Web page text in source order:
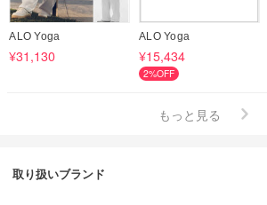
ALO Yoga
¥31,130
ALO Yoga
¥15,434
2%OFF
もっと見る
取り扱いブランド